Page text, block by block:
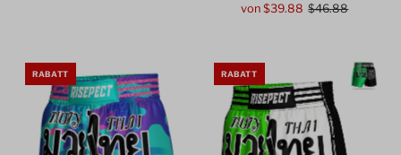
Angebotspreis
von $39.88 Regulärer
$46.88
RABATT RABATT